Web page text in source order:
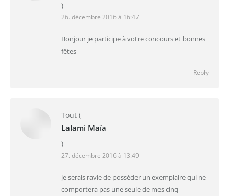
)
26. décembre 2016 à 16:47
Bonjour je participe à votre concours et bonnes
fêtes
Reply
Tout (
Lalami Maïa
)
27. décembre 2016 à 13:49
je serais ravie de posséder un exemplaire qui ne
comportera pas une seule de mes cinq